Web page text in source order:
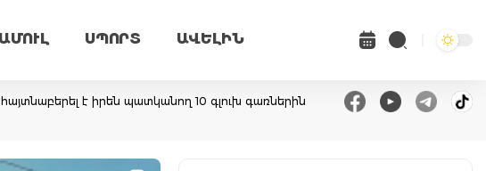
ՍՊՈՐՏ ԱՎԵԼԻՆ
է իրեն պատկանող 10 գլուխ գառներին